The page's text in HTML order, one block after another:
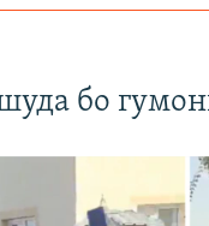
бо